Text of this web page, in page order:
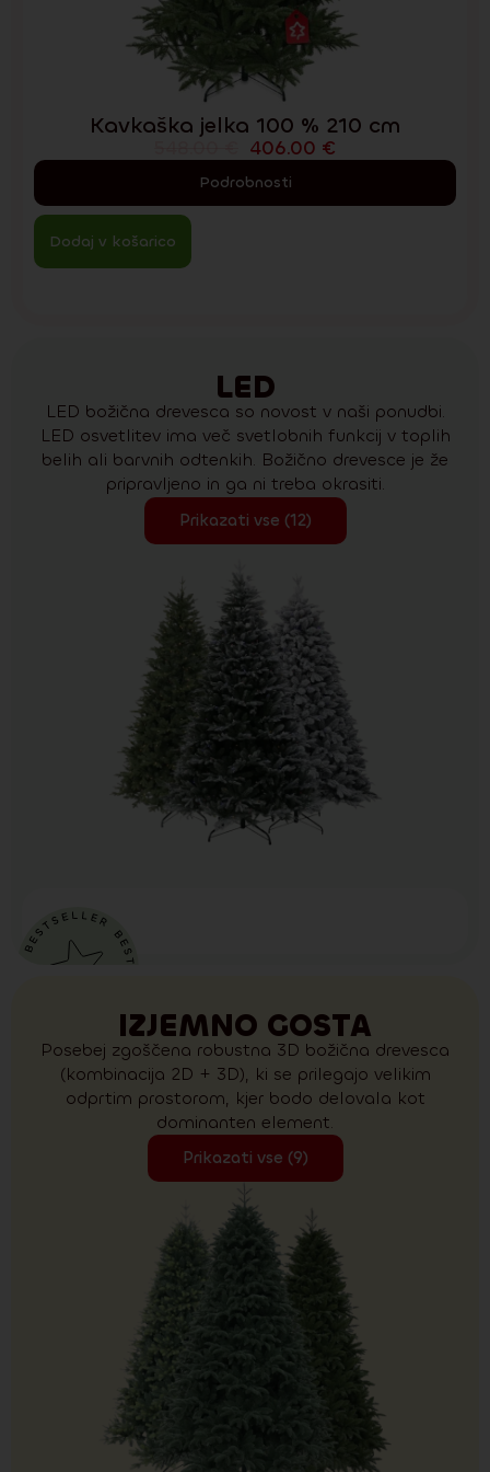
Kavkaška jelka 100 % 210 cm
406.00 €
Podrobnosti
Dodaj v košarico
LED
LED božična drevesca so novost v naši ponudbi.
LED osvetlitev ima več svetlobnih funkcij v toplih
belih ali barvnih odtenkih. Božično drevesce je že
pripravljeno in ga ni treba okrasiti.
Prikazati vse (12)
IZJEMNO GOSTA
Posebej zgoščena robustna 3D božična drevesca
(kombinacija 2D + 3D), ki se prilegajo velikim
odprtim prostorom, kjer bodo delovala kot
dominanten element.
Prikazati vse (9)